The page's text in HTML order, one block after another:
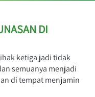
DI
ketiga jadi tidak
semuanya menjadi
di tempat menjamin